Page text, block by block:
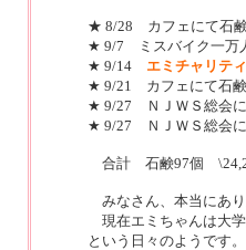
★ 8/28 カフェにて石
★ 9/7 ミスバイク一万
★ 9/14 エミチャリテ
★ 9/21 カフェにて石
★ 9/27 ＮＪＷＳ総会
★ 9/27 ＮＪＷＳ総会
合計 石鹸97個
みなさん、本当にあり
現在エミちゃんは大
という日々のようです